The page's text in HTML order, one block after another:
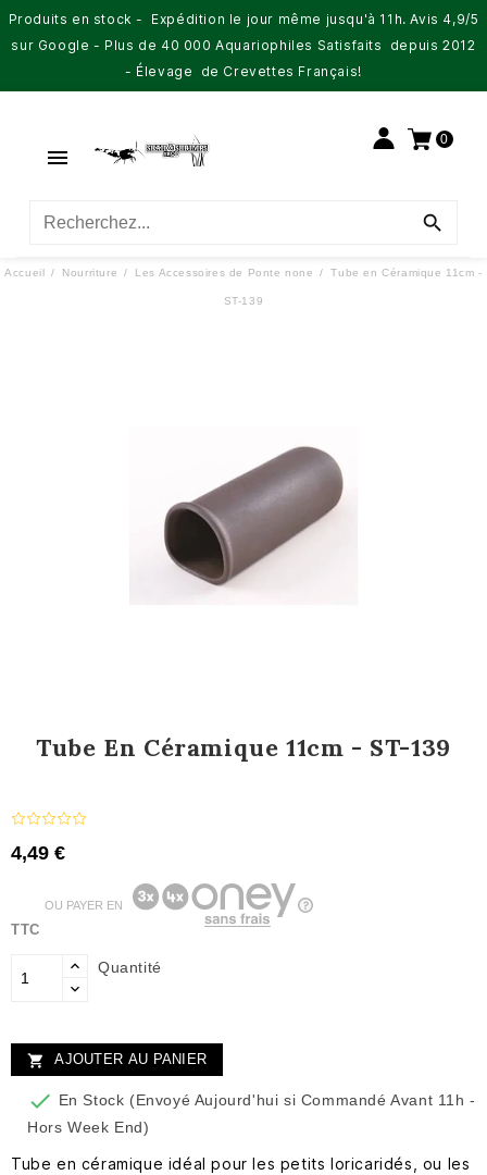
Produits en stock - Expédition le jour même jusqu'à 11h. Avis 4,9/5
sur Google - Plus de 40 000 Aquariophiles Satisfaits depuis 2012
- Élevage de Crevettes Français!

0

Accueil Nourriture Les Accessoires de Ponte none Tube en Céramique 11cm -
ST-139
Tube En Céramique 11cm - ST-139
4,49 €
TTC
OU PAYER EN
Quantité
 AJOUTER AU PANIER
 En Stock (Envoyé Aujourd'hui si Commandé Avant 11h -
Hors Week End)
Tube en céramique idéal pour les petits loricaridés, ou les